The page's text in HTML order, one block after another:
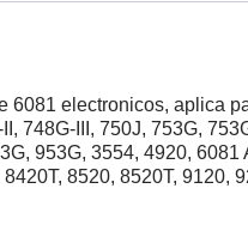
6081 electronicos, aplica
748G-III, 750J, 753G,
953G, 3554, 4920,
8520, 8520T,